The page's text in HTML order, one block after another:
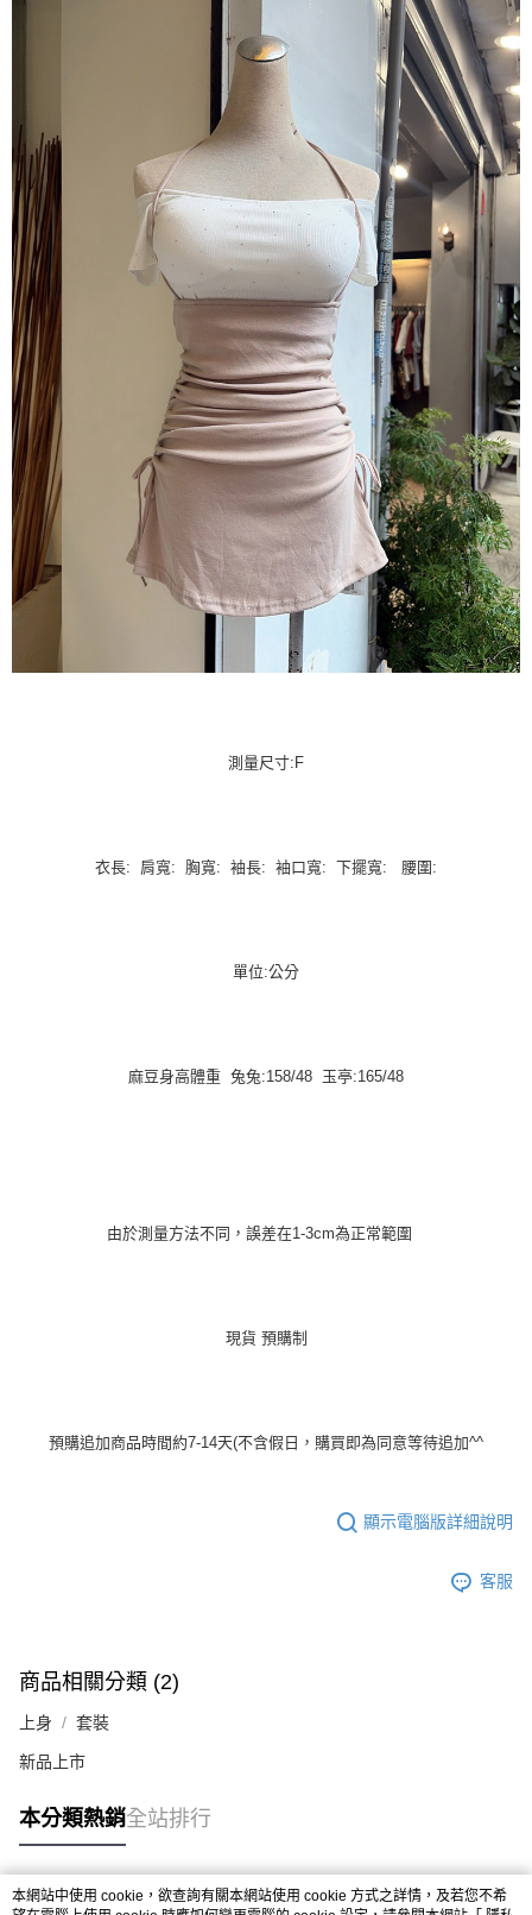
測量尺寸:F
衣長: 肩寬: 胸寬: 袖長: 袖口寬: 下擺寬: 腰圍:
單位:公分
麻豆身高體重 兔兔:158/48 玉亭:165/48
由於測量方法不同，誤差在1-3cm為正常範圍
現貨 預購制
預購追加商品時間約7-14天(不含假日，購買即為同意等待追加^^
顯示電腦版詳細說明
客服
商品相關分類 (2)
上身 套裝
新品上市
本分類熱銷全站排行
本網站中使用 cookie，欲查詢有關本網站使用 cookie 方式之詳情，及若您不希